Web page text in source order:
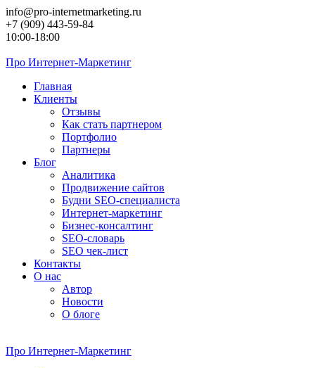
Перейти
к
контенту
info@pro-internetmarketing.ru
+7 (909) 443-59-84
10:00-18:00
Про Интернет-Маркетинг
Главная
Клиенты
Отзывы
Как стать партнером
Портфолио
Партнеры
Блог
Аналитика
Продвижение сайтов
Будни SEO-специалиста
Интернет-маркетинг
Бизнес-консалтинг
SEO-словарь
SEO чек-лист
Контакты
О нас
Автор
Новости
О блоге
Про Интернет-Маркетинг